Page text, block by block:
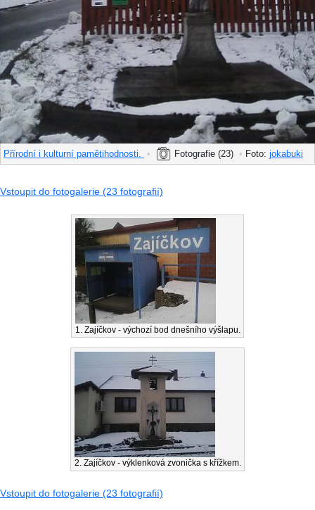
Přírodní i kulturní pamětihodnosti. • Fotografie (23) • Foto: jokabuki
Vstoupit do fotogalerie (23 fotografií)
1. Zajíčkov - výchozí bod dnešního výšlapu.
2. Zajíčkov - výklenková zvonička s křížkem.
Vstoupit do fotogalerie (23 fotografií)